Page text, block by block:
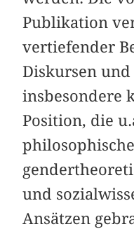
Publikation
vertiefender
Diskursen
insbesondere
Position, die
und
Ansätzen